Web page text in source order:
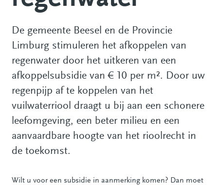
De gemeente Beesel en de Provincie
Limburg stimuleren het afkoppelen van
regenwater door het uitkeren van een
afkoppelsubsidie van € 10 per m². Door uw
regenpijp af te koppelen van het
vuilwaterriool draagt u bij aan een schonere
leefomgeving, een beter milieu en een
aanvaardbare hoogte van het rioolrecht in
de toekomst.
Wilt u voor een subsidie in aanmerking komen? Dan moet